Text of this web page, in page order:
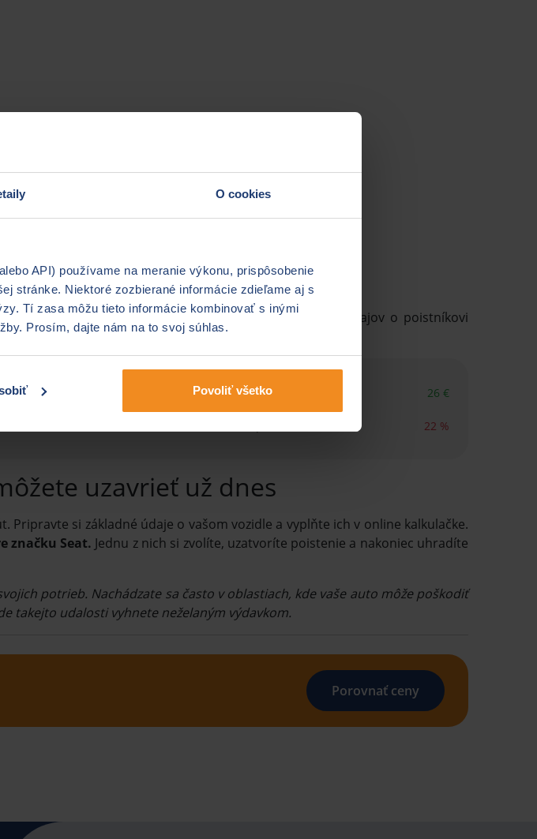
O cookies
API) používame na meranie výkonu, prispôsobenie
stránke. Niektoré zozbierané informácie zdieľame aj s
Tí zasa môžu tieto informácie kombinovať s inými
Prosím, dajte nám na to svoj súhlas.
Povoliť všetko
značku Seat
technických parametrov vozidla a základných údajov o poistníkovi
117 €
Rozdiel priemernej
a najlacnejšej ceny:
26 €
22 %
uzavrieť už dnes
si základné údaje o vašom vozidle a vyplňte ich v online kalkulačke.
značku Seat. Jednu z nich si zvolíte, uzatvoríte poistenie a nakoniec uhradíte
potrieb. Nachádzate sa často v oblastiach, kde vaše auto môže poškodiť
takejto udalosti vyhnete neželaným výdavkom.
Porovnať ceny